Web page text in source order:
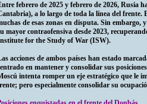
febrero de 2025 y febrero de 2026, Rusia
a lo largo de toda la línea del frente.
de esas zonas en disputa. Sin
mayor contraofensiva desde 2023,
for the Study of War (ISW).
acciones de ambos países han estado
en mantener y consolidar sus
intenta romper un eje estratégico que le
pero especialmente consolidar su